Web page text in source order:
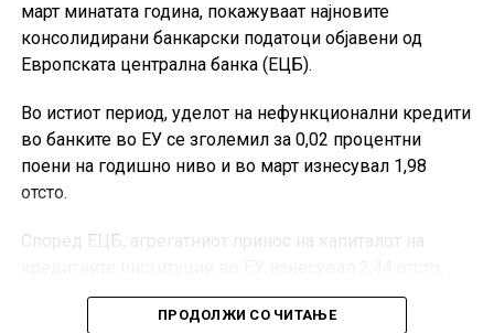
март минатата година, покажуваат најновите
консолидирани банкарски податоци објавени од
Европската централна банка (ЕЦБ).
Во истиот период, уделот на нефункционални кредити
во банките во ЕУ се зголемил за 0,02 процентни
поени на годишно ниво и во март изнесувал 1,98
отсто.
Според ЕЦБ, агрегатниот принос на капиталот на
додека стапката на основен сопствен капитал од
највисок квалитет, односно CET1, била 16,27 отсто.
ПРОДОЛЖИ СО ЧИТАЊЕ